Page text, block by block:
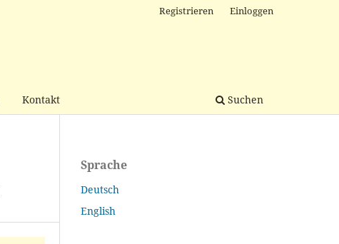
Kontakt Suchen
Registrieren Einloggen
Sprache
Deutsch
English